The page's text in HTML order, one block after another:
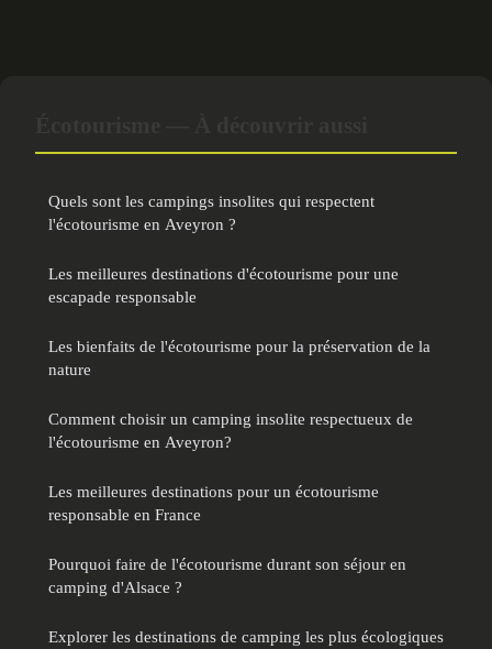
Quels sont les campings insolites qui respectent
l'écotourisme en Aveyron ?
Les meilleures destinations d'écotourisme pour une
escapade responsable
Les bienfaits de l'écotourisme pour la préservation de la
nature
Comment choisir un camping insolite respectueux de
l'écotourisme en Aveyron?
Les meilleures destinations pour un écotourisme
responsable en France
Pourquoi faire de l'écotourisme durant son séjour en
camping d'Alsace ?
Explorer les destinations de camping les plus écologiques